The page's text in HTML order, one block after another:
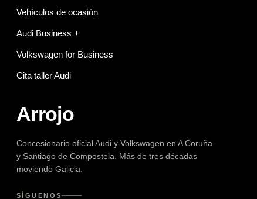
Vehículos de ocasión
Audi Business +
Volkswagen for Business
Cita taller Audi
Arrojo
Concesionario oficial Audi y Volkswagen en A Coruña
y Santiago de Compostela. Más de tres décadas
moviendo Galicia.
SÍGUENOS